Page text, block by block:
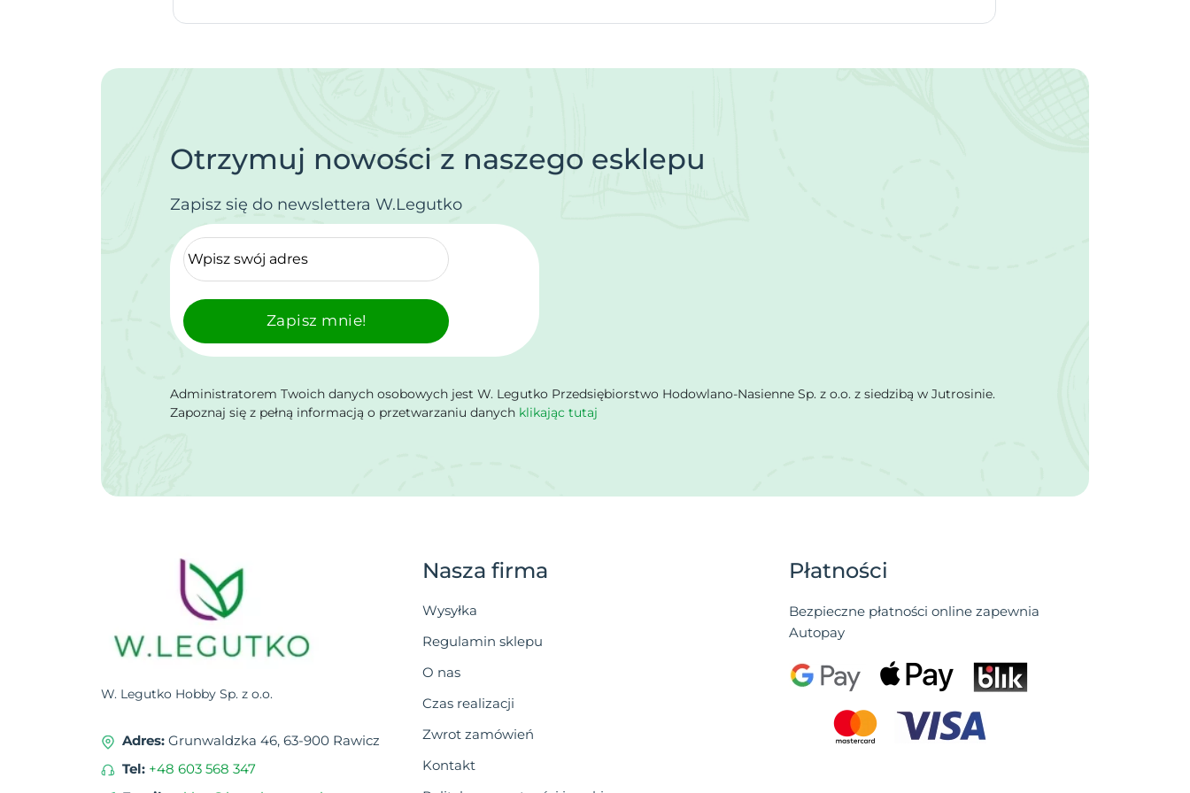
Otrzymuj nowości z naszego esklepu
Zapisz się do newslettera W.Legutko
Zapisz mnie!
Administratorem Twoich danych osobowych jest W. Legutko Przedsiębiorstwo Hodowlano-Nasienne Sp. z o.o. z siedzibą w Jutrosinie.
Zapoznaj się z pełną informacją o przetwarzaniu danych klikając tutaj
W. Legutko Hobby Sp. z o.o.
Adres: Grunwaldzka 46, 63-900 Rawicz
Tel: +48 603 568 347
Nasza firma
Wysyłka
Regulamin sklepu
O nas
Czas realizacji
Zwrot zamówień
Kontakt
Płatności
Bezpieczne płatności online zapewnia
Autopay